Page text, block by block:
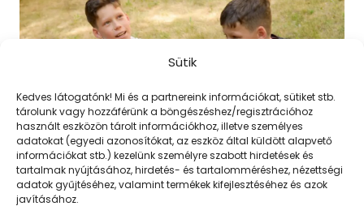
Sütik
Kedves látogatónk! Mi és a partnereink információkat, sütiket stb.
tárolunk vagy hozzáférünk a böngészéshez/regisztrációhoz
használt eszközön tárolt információkhoz, illetve személyes
adatokat (egyedi azonosítókat, az eszköz által küldött alapvető
információkat stb.) kezelünk személyre szabott hirdetések és
tartalmak nyújtásához, hirdetés- és tartalomméréshez, nézettségi
adatok gyűjtéséhez, valamint termékek kifejlesztéséhez és azok
javításához.
Csekkold a saját gyerekkorodat!